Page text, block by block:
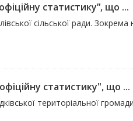
статистику”, що ...
сільської ради.
статистику", що ...
територіальної